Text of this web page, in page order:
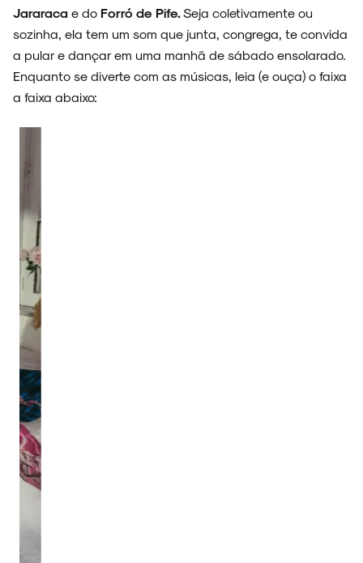
Jararaca e do Forró de Pife. Seja coletivamente ou
sozinha, ela tem um som que junta, congrega, te convida
a pular e dançar em uma manhã de sábado ensolarado.
Enquanto se diverte com as músicas, leia (e ouça) o faixa
a faixa abaixo: